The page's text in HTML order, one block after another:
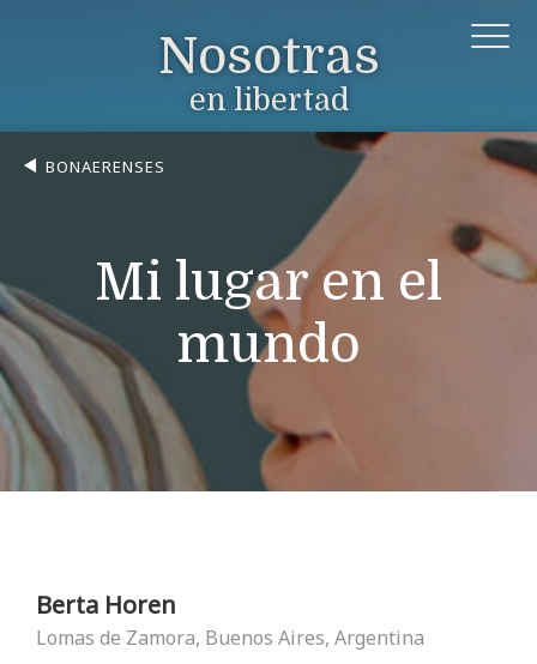
Nosotras
en libertad
BONAERENSES
Mi lugar en el
mundo
Berta Horen
Lomas de Zamora, Buenos Aires, Argentina